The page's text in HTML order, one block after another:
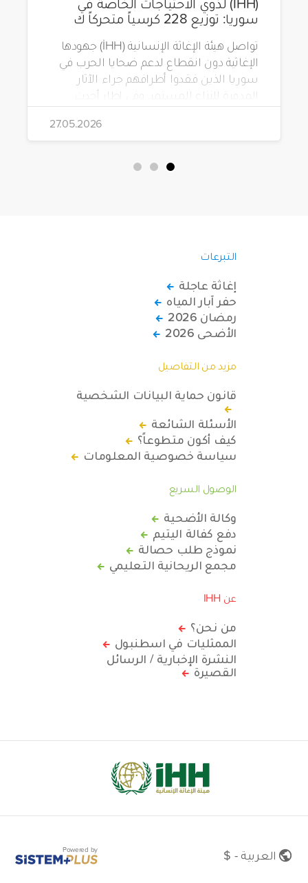
سوريا: توزيع 228 كرسياً متحركاً ك
تواصل هيئة الإغاثة الإنسانية (İHH) جهودها
الإغاثية دون انقطاع لدعم ضحايا الحرب في
سوريا الذين فقدوا أطرافهم جراء الآثار
المدمرة للنزاع المستمر. وفي إطار أحدث
مشاريعها، قامت الهيئة بتوزيع 228 كرسياً
متحركاً كهربائياً على أشخاص من ذوي
الاحتياجات الخاصة يعيشون في ظروف
قاسية بمناطق دمشق، وحلب، وحماة،
27.05.2026
التبرعات
إغاثة عاجلة
حفر آبار المياه
رمضان 2026
الأضحى 2026
مزيد من التفاصيل
قانون حماية البيانات الشخصية
الأسئلة الشائعة
كيف أكون متطوعاً؟
سياسة خصوصية المعلومات
الوصول السريع
وكالة الأضحية
دفع كفالة اليتيم
نموذج طلب حصالة
مجمع الريحانية التعليمي
عن IHH
من نحن؟
الممثليات في اسطنبول
النشرة الإخبارية / الرسائل
القصيرة
العربية - $ Powered by